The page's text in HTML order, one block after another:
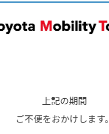
上記の期間
ご不便をおかけします。